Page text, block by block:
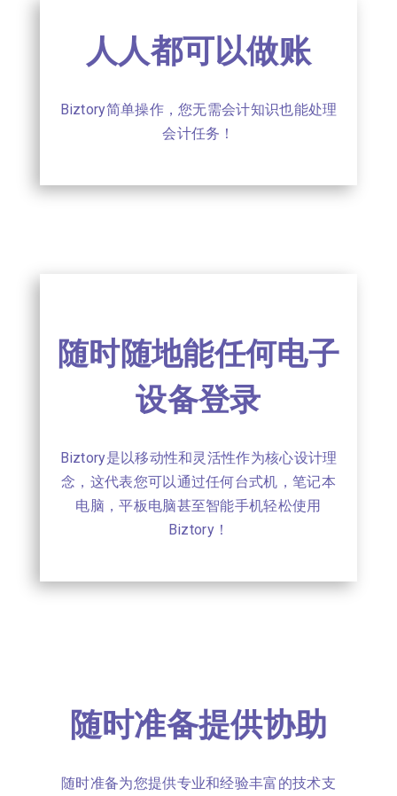
人人都可以做账
Biztory简单操作，您无需会计知识也能处理
会计任务！
随时随地能任何电子
设备登录
Biztory是以移动性和灵活性作为核心设计理
念，这代表您可以通过任何台式机，笔记本
电脑，平板电脑甚至智能手机轻松使用
Biztory！
随时准备提供协助
随时准备为您提供专业和经验丰富的技术支